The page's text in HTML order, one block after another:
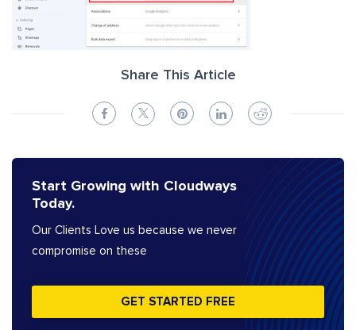
Share This Article
Start Growing with Cloudways
Today.
Our Clients Love us because we never
compromise on these
GET STARTED FREE